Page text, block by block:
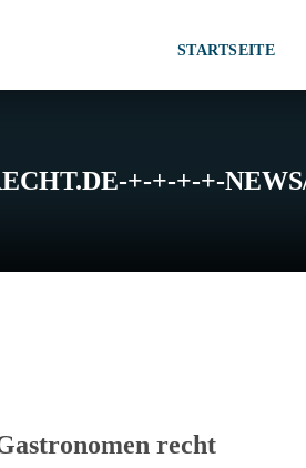
STARTSEITE
+-+-+-+-
recht